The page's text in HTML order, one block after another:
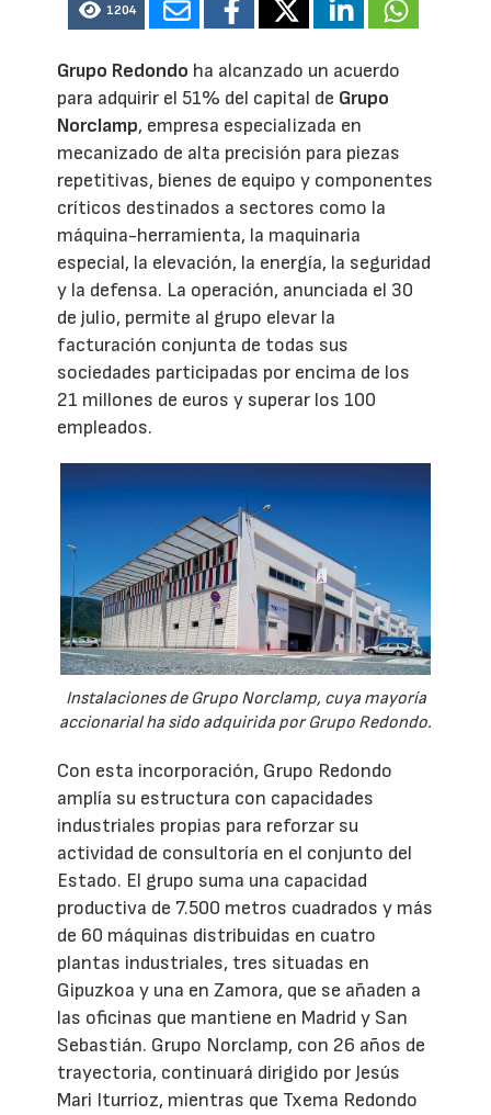
1204
Grupo Redondo ha alcanzado un acuerdo
para adquirir el 51% del capital de Grupo
Norclamp, empresa especializada en
mecanizado de alta precisión para piezas
repetitivas, bienes de equipo y componentes
críticos destinados a sectores como la
máquina-herramienta, la maquinaria
especial, la elevación, la energía, la seguridad
y la defensa. La operación, anunciada el 30
de julio, permite al grupo elevar la
facturación conjunta de todas sus
sociedades participadas por encima de los
21 millones de euros y superar los 100
empleados.
Instalaciones de Grupo Norclamp, cuya mayoría
accionarial ha sido adquirida por Grupo Redondo.
Con esta incorporación, Grupo Redondo
amplía su estructura con capacidades
industriales propias para reforzar su
actividad de consultoría en el conjunto del
Estado. El grupo suma una capacidad
productiva de 7.500 metros cuadrados y más
de 60 máquinas distribuidas en cuatro
plantas industriales, tres situadas en
Gipuzkoa y una en Zamora, que se añaden a
las oficinas que mantiene en Madrid y San
Sebastián. Grupo Norclamp, con 26 años de
trayectoria, continuará dirigido por Jesús
Mari Iturrioz, mientras que Txema Redondo